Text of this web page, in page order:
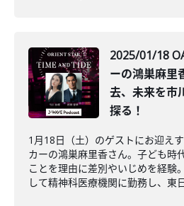
2025/01/18
ーの鴻巣麻里
去、未来を市
探る！
1月18日（土）のゲストにお迎え
カーの鴻巣麻里香さん。子ども時
ことを理由に差別やいじめを経験
して精神科医療機関に勤務し、東